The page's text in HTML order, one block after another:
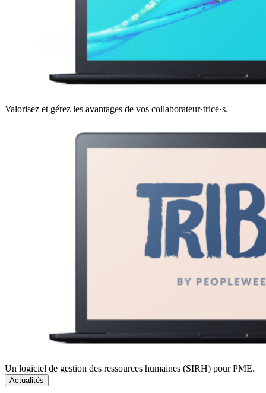
Valorisez et gérez les avantages de vos collaborateur·trice·s.
Un logiciel de gestion des ressources humaines (SIRH) pour PME.
Actualités